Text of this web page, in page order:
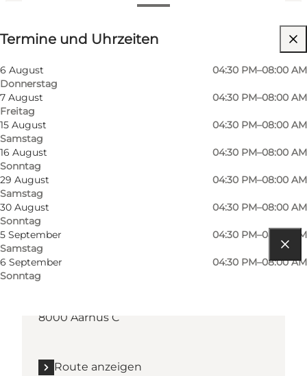
Termine und Uhrzeiten
Termine und Uhrzeiten
6 August
Donnerstag
04:30 PM–08:00 AM
7 August
Freitag
04:30 PM–08:00 AM
15 August
Samstag
04:30 PM–08:00 AM
16 August
Sonntag
04:30 PM–08:00 AM
29 August
Samstag
04:30 PM–08:00 AM
30 August
Sonntag
04:30 PM–08:00 AM
5 September
Samstag
04:30 PM–08:00 AM
6 September
Sonntag
04:30 PM–08:00 AM
Website besuchen
Route anzeigen
8000 Aarhus C
Route anzeigen